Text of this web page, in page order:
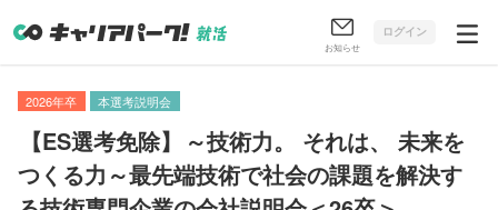
お知らせ
ログイン
2026年卒 本選考説明会
【ES選考免除】 ～技術力。 それは、
未来を
つくる力～最先端技術で社会の課題を解決す